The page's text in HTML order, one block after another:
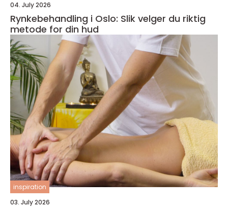
04. July 2026
Rynkebehandling i Oslo: Slik velger du riktig
metode for din hud
inspiration
03. July 2026